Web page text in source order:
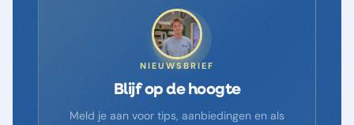
NIEUWSBRIEF
Blijf op de hoogte
Meld je aan voor tips, aanbiedingen en als